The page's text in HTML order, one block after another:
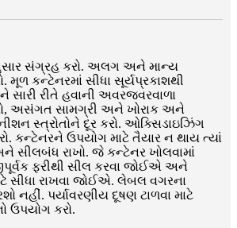
સંગ્રહ કરો. અલગ અને માન્ય
મૂળ કન્ટેનરમાં સીધા સૂર્યપ્રકાશથી
સારી રીતે હવાની અવરજવરવાળા
અસંગત સામગ્રી અને ખોરાક અને
સ્ત્રોતોને દૂર કરો. ઓક્સિડાઇઝિંગ
કન્ટેનરને ઉપયોગ માટે તૈયાર ન થાય ત્યાં
સીલબંધ રાખો. જે કન્ટેનર ખોલવામાં
ફરીથી સીલ કરવા જોઈએ અને
સીધા રાખવા જોઈએ. લેબલ વગરના
નહીં. પર્યાવરણીય દૂષણ ટાળવા માટે
ઉપયોગ કરો.